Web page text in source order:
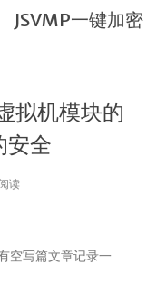
拟机模块的
安全
读
空写篇文章记录一
JSVMP一键加密